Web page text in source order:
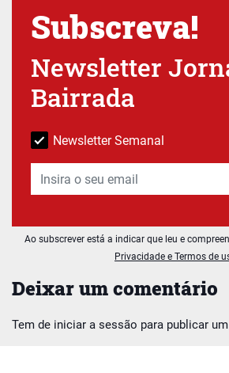
Deixar um comentário
Tem de iniciar a sessão para publicar
Subscreva!
Newsletter
Bairrada
Newsletter Semanal
Ao subscrever está a indicar que leu e
Privacidade e Termos de